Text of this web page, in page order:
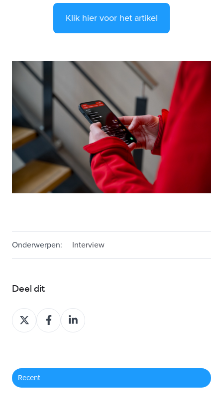
Klik hier voor het artikel
Onderwerpen: Interview
Deel dit
Deel
op
Deel
op
Deel
op
Recent